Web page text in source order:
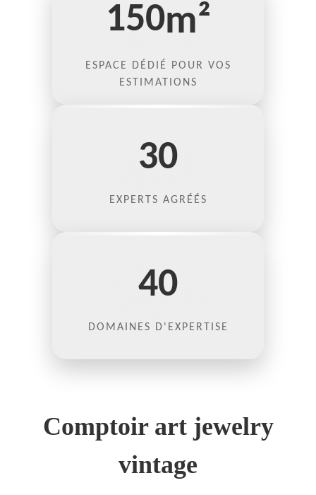
150m²
ESPACE DÉDIÉ POUR VOS
ESTIMATIONS
30
EXPERTS AGRÉÉS
40
DOMAINES D'EXPERTISE
Comptoir art jewelry
vintage